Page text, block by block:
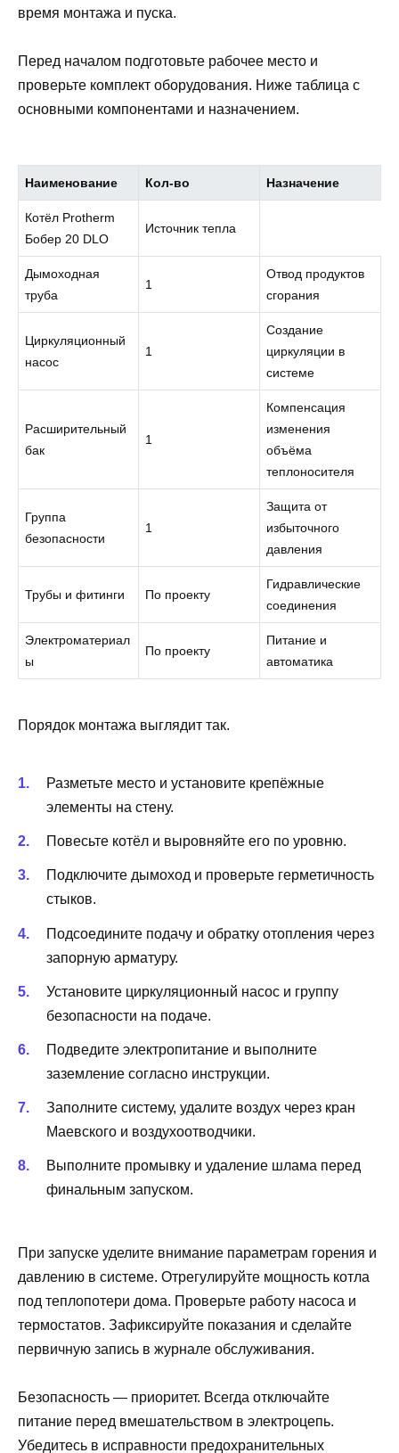
время монтажа и пуска.
Перед началом подготовьте рабочее место и
проверьте комплект оборудования. Ниже таблица с
основными компонентами и назначением.
Наименование Кол-во Назначение
Котёл Protherm
Бобер 20 DLO
Источник тепла
Дымоходная
труба
1
Отвод продуктов
сгорания
Циркуляционный
насос
1
Создание
циркуляции в
системе
Расширительный
бак
1
Компенсация
изменения
объёма
теплоносителя
Группа
безопасности
1
Защита от
избыточного
давления
Трубы и фитинги По проекту
Гидравлические
соединения
Электроматериал
ы
По проекту
Питание и
автоматика
Порядок монтажа выглядит так.
Разметьте место и установите крепёжные
элементы на стену.
Повесьте котёл и выровняйте его по уровню.
Подключите дымоход и проверьте герметичность
стыков.
Подсоедините подачу и обратку отопления через
запорную арматуру.
Установите циркуляционный насос и группу
безопасности на подаче.
Подведите электропитание и выполните
заземление согласно инструкции.
Заполните систему, удалите воздух через кран
Маевского и воздухоотводчики.
Выполните промывку и удаление шлама перед
финальным запуском.
При запуске уделите внимание параметрам горения и
давлению в системе. Отрегулируйте мощность котла
под теплопотери дома. Проверьте работу насоса и
термостатов. Зафиксируйте показания и сделайте
первичную запись в журнале обслуживания.
Безопасность — приоритет. Всегда отключайте
питание перед вмешательством в электроцепь.
Убедитесь в исправности предохранительных